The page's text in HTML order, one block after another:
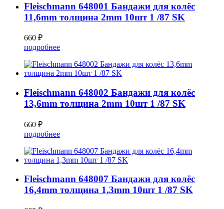
Fleischmann 648001 Бандажи для колёс
11,6mm толщина 2mm 10шт 1 /87 SK
660 ₽
подробнее
Fleischmann 648002 Бандажи для колёс
13,6mm толщина 2mm 10шт 1 /87 SK
660 ₽
подробнее
Fleischmann 648007 Бандажи для колёс
16,4mm толщина 1,3mm 10шт 1 /87 SK